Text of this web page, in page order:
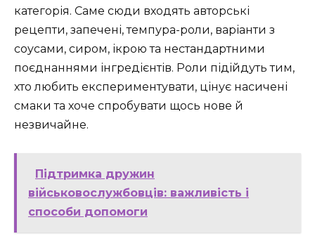
категорія. Саме сюди входять авторські
рецепти, запечені, темпура-роли, варіанти з
соусами, сиром, ікрою та нестандартними
поєднаннями інгредієнтів. Роли підійдуть тим,
хто любить експериментувати, цінує насичені
смаки та хоче спробувати щось нове й
незвичайне.
Підтримка дружин
військовослужбовців: важливість і
способи допомоги